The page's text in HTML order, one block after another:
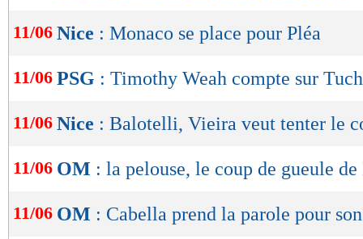
11/06 Nice : Monaco se place pour Pléa
11/06 PSG : Timothy Weah compte sur
11/06 Nice : Balotelli, Vieira veut tenter le
11/06 OM : la pelouse, le coup de gueule
11/06 OM : Cabella prend la parole pour